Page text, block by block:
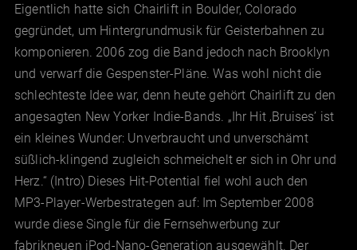
Eigentlich hatte sich Chairlift in Boulder, Colorado
gegründet, um Hintergrundmusik für Geisterbahnen zu
komponieren. 2006 zog die Band jedoch nach Brooklyn
und verwarf die Gespenster-Pläne. Was wohl nicht die
schlechteste Idee war, denn heute gehört Chairlift zu den
angesagten New Yorker Indie-Bands. „Ihr Hit ‚Bruises’ ist
ein kleines Wunder: Unverbraucht und unverschämt
süßlich-klingend zugleich schmeichelt er sich in Ohr und
Herz.“ (Intro) Dieses Hit-Potential fiel wohl auch den
MP3-Player-Werbestrategen auf: Im September 2008
wurde diese Single für die Fernsehwerbung zur
fabrikneuen iPod-Nano-Generation ausgewählt. Der